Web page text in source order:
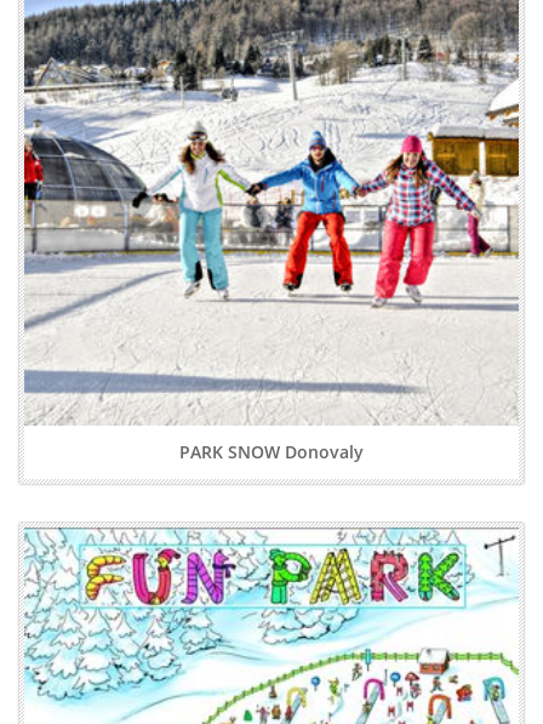
PARK SNOW Donovaly